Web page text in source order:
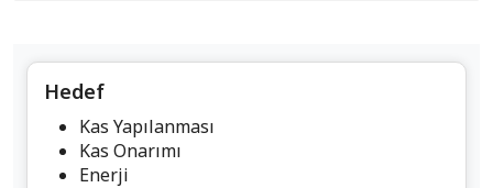
Hedef
Kas Yapılanması
Kas Onarımı
Enerji